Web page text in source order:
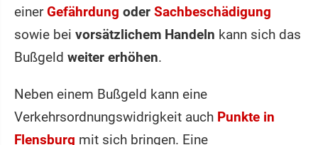
einerGefährdung oder Sachbeschädigung
sowie bei vorsätzlichem Handeln kann sich das
Bußgeld weiter erhöhen.
Neben einem Bußgeld kann eine
Verkehrsordnungswidrigkeit auch Punkte in
Flensburg mit sich bringen. Eine